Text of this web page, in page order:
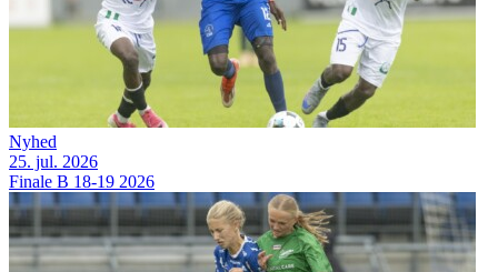
Nyhed
25. jul. 2026
Finale B 18-19 2026